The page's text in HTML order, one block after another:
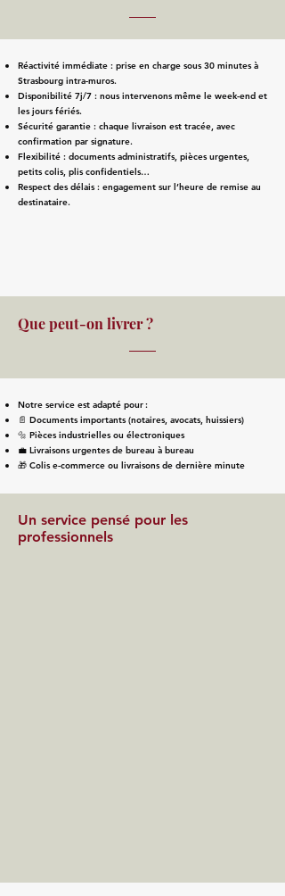
Réactivité immédiate : prise en charge sous 30 minutes à
Strasbourg intra-muros.
Disponibilité 7j/7 : nous intervenons même le week-end et
les jours fériés.
Sécurité garantie : chaque livraison est tracée, avec
confirmation par signature.
Flexibilité : documents administratifs, pièces urgentes,
petits colis, plis confidentiels…
Respect des délais : engagement sur l’heure de remise au
destinataire.
Que peut-on livrer ?
Notre service est adapté pour :
📄 Documents importants (notaires, avocats, huissiers)
🔩 Pièces industrielles ou électroniques
💼 Livraisons urgentes de bureau à bureau
🎁 Colis e-commerce ou livraisons de dernière minute
Un service pensé pour les
professionnels